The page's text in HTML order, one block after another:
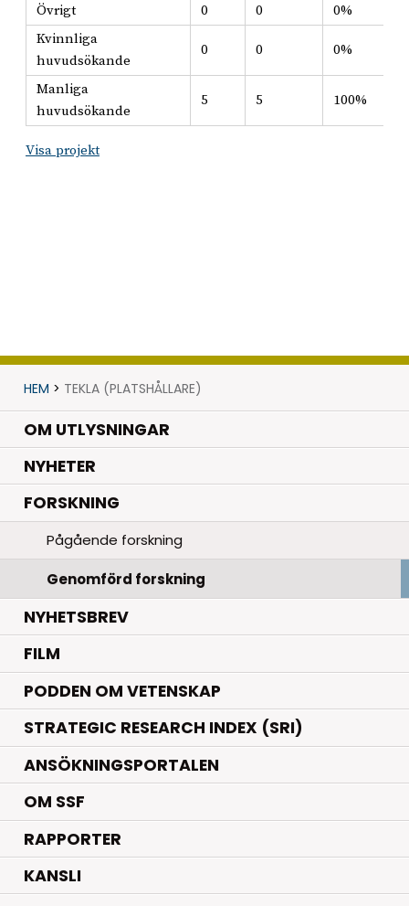
Övrigt 0 0
0%
Kvinnliga
huvudsökande
0 0 0%
Manliga
huvudsökande
5 5 100%
Visa projekt
HEM > TEKLA (PLATSHÅLLARE)
OM UTLYSNINGAR
NYHETER.
FORSKNING.
Pågående forskning
Genomförd forskning
NYHETSBREV
FILM
PODDEN OM VETENSKAP
STRATEGIC RESEARCH INDEX (SRI)
ANSÖKNINGSPORTALEN
OM SSF
RAPPORTER
KANSLI